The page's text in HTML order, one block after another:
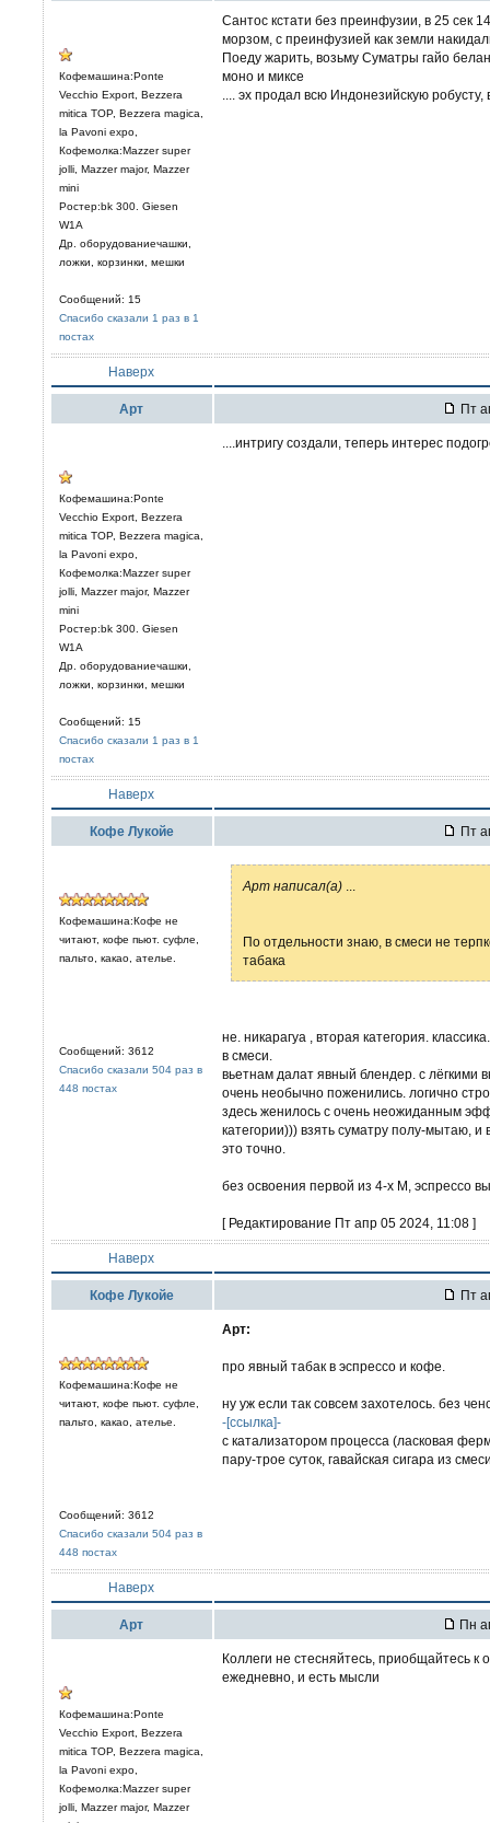
Кофемашина:Ponte
Vecchio Export, Bezzera
mitica TOP, Bezzera magica,
la Pavoni expo,
Кофемолка:Mazzer super
jolli, Mazzer major, Mazzer
mini
Ростер:bk 300. Giesen
W1A
Др. оборудованиечашки,
ложки, корзинки, мешки
Сообщений: 15
Спасибо сказали 1 раз в 1
постах
Сантос кстати без преинфузии, в 25 сек
морзом, с преинфузией как земли
Поеду жарить, возьму Суматры гайо
моно и миксе
.... эх продал всю Индонезийскую
Наверх
Арт Пт
Кофемашина:Ponte
Vecchio Export, Bezzera
mitica TOP, Bezzera magica,
la Pavoni expo,
Кофемолка:Mazzer super
jolli, Mazzer major, Mazzer
mini
Ростер:bk 300. Giesen
W1A
Др. оборудованиечашки,
ложки, корзинки, мешки
Сообщений: 15
Спасибо сказали 1 раз в 1
постах
....интригу создали, теперь интерес
Наверх
Кофе Лукойе Пт
Кофемашина:Кофе не
читают, кофе пьют. суфле,
пальто, какао, ателье.
Сообщений: 3612
Спасибо сказали 504 раз в
448 постах
Арт написал(а)
По отдельности знаю, в смеси не
табака
не. никарагуа , вторая категория.
в смеси.
вьетнам далат явный блендер. с лёгкими
очень необычно поженились. логично
здесь женилось с очень неожиданным
категории))) взять суматру полу-мытаю,
это точно.
без освоения первой из 4-х М, эспрессо
[ Редактирование Пт апр 05 2024, 11:08 ]
Наверх
Кофе Лукойе Пт
Кофемашина:Кофе не
читают, кофе пьют. суфле,
пальто, какао, ателье.
Сообщений: 3612
Спасибо сказали 504 раз в
448 постах
Арт:
про явный табак в эспрессо и кофе.
ну уж если так совсем захотелось. без
-[ссылка]-
с катализатором процесса (ласковая
пару-трое суток, гавайская сигара из
Наверх
Арт Пн
Кофемашина:Ponte
Vecchio Export, Bezzera
mitica TOP, Bezzera magica,
la Pavoni expo,
Кофемолка:Mazzer super
jolli, Mazzer major, Mazzer
Коллеги не стесняйтесь, приобщайтесь
ежедневно, и есть мысли